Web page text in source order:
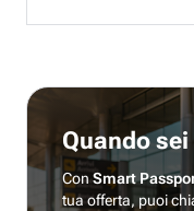
Quando
ConSmart
tua offerta, puoi